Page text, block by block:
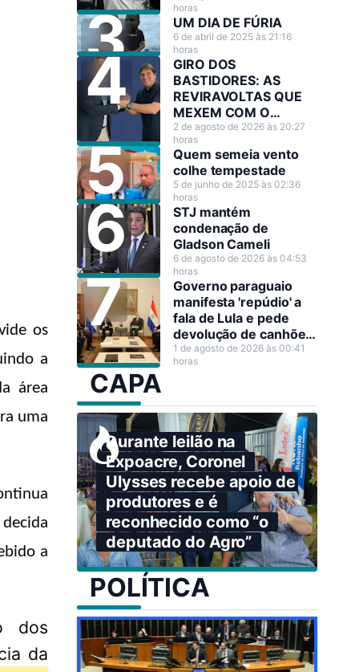
os
ndo a
área
uma
a
dos
da
horas
UM DIA DE FÚRIA
6 de abril de 2025 às 21:16
horas
GIRO DOS
BASTIDORES: AS
REVIRAVOLTAS QUE
MEXEM COM O
CENÁRIO POLÍTICO
2 de agosto de 2026 às 20:27
horas
Quem semeia vento
colhe tempestade
5 de junho de 2025 às 02:36
horas
STJ mantém
condenação de
Gladson Cameli
6 de agosto de 2026 às 04:53
horas
Governo paraguaio
manifesta 'repúdio' a
fala de Lula e pede
devolução de canhões
de guerra
1 de agosto de 2026 às 00:41
horas
CAPA
Durante leilão na
Expoacre, Coronel
Ulysses recebe apoio de
produtores e é
reconhecido como “o
deputado do Agro”
POLÍTICA